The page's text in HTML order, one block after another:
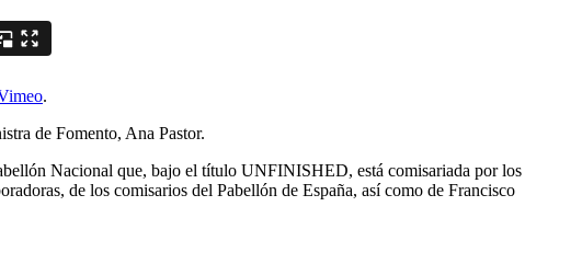
.
de Fomento, Ana Pastor.
Nacional que, bajo el título UNFINISHED, está comisariada por los
de los comisarios del Pabellón de España, así como de Francisco